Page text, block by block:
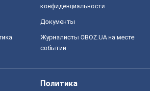
конфиденциальности
Документы
Журналисты OBOZ.UA на месте
событий
Политика